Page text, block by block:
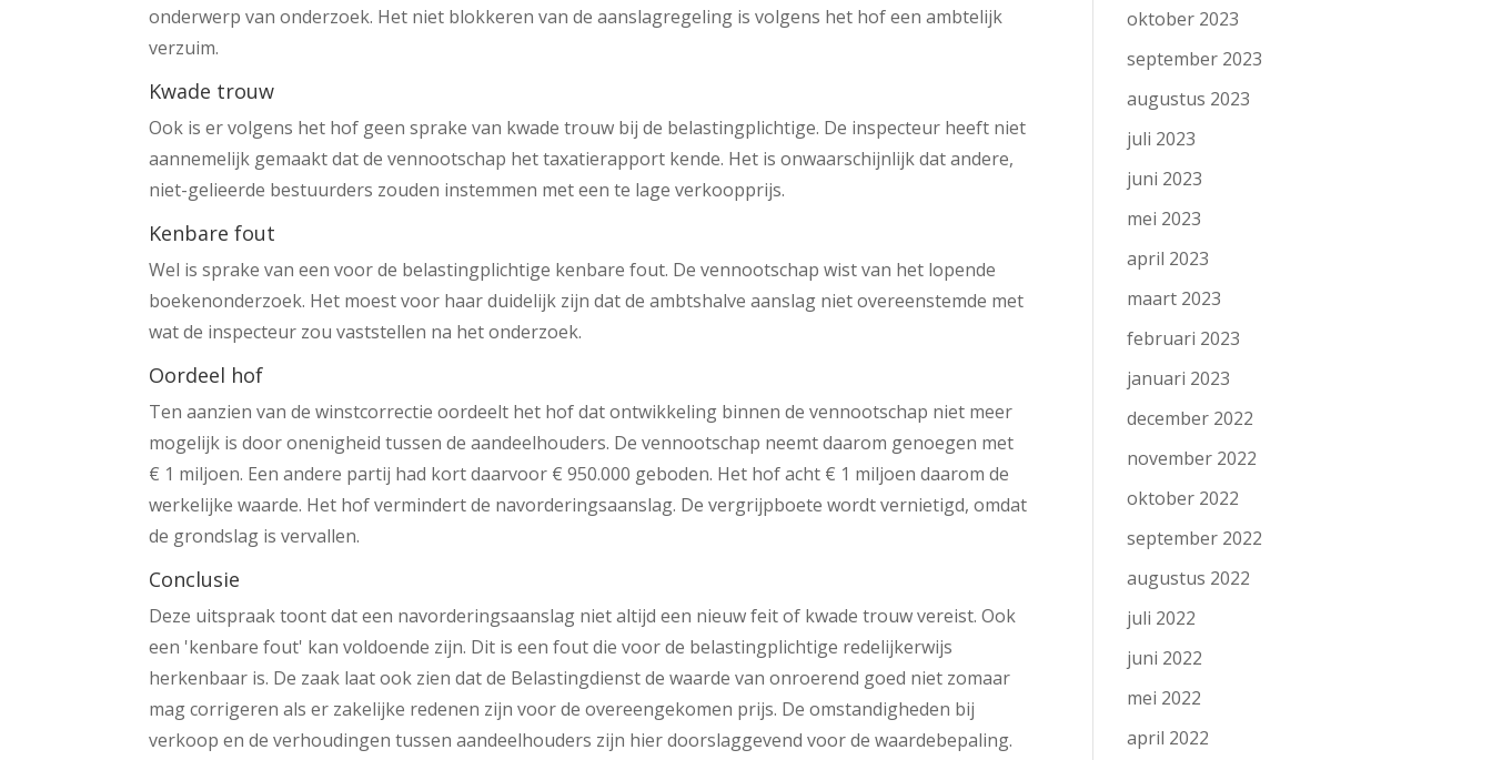
onderwerp van onderzoek. Het niet blokkeren van de aanslagregeling is volgens het hof een ambtelijk
verzuim.
Kwade trouw
Ook is er volgens het hof geen sprake van kwade trouw bij de belastingplichtige. De inspecteur heeft niet
aannemelijk gemaakt dat de vennootschap het taxatierapport kende. Het is onwaarschijnlijk dat andere,
niet-gelieerde bestuurders zouden instemmen met een te lage verkoopprijs.
Kenbare fout
Wel is sprake van een voor de belastingplichtige kenbare fout. De vennootschap wist van het lopende
boekenonderzoek. Het moest voor haar duidelijk zijn dat de ambtshalve aanslag niet overeenstemde met
wat de inspecteur zou vaststellen na het onderzoek.
Oordeel hof
Ten aanzien van de winstcorrectie oordeelt het hof dat ontwikkeling binnen de vennootschap niet meer
mogelijk is door onenigheid tussen de aandeelhouders. De vennootschap neemt daarom genoegen met
€ 1 miljoen. Een andere partij had kort daarvoor € 950.000 geboden. Het hof acht € 1 miljoen daarom de
werkelijke waarde. Het hof vermindert de navorderingsaanslag. De vergrijpboete wordt vernietigd, omdat
de grondslag is vervallen.
Conclusie
Deze uitspraak toont dat een navorderingsaanslag niet altijd een nieuw feit of kwade trouw vereist. Ook
een 'kenbare fout' kan voldoende zijn. Dit is een fout die voor de belastingplichtige redelijkerwijs
herkenbaar is. De zaak laat ook zien dat de Belastingdienst de waarde van onroerend goed niet zomaar
mag corrigeren als er zakelijke redenen zijn voor de overeengekomen prijs. De omstandigheden bij
verkoop en de verhoudingen tussen aandeelhouders zijn hier doorslaggevend voor de waardebepaling.
oktober 2023
september 2023
augustus 2023
juli 2023
juni 2023
mei 2023
april 2023
maart 2023
februari 2023
januari 2023
december 2022
november 2022
oktober 2022
september 2022
augustus 2022
juli 2022
juni 2022
mei 2022
april 2022